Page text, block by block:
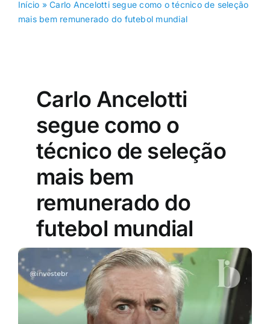
Início »Carlo Ancelotti segue como o técnico de seleção
mais bem remunerado do futebol mundial
Carlo Ancelotti
segue como o
técnico de seleção
mais bem
remunerado do
futebol mundial